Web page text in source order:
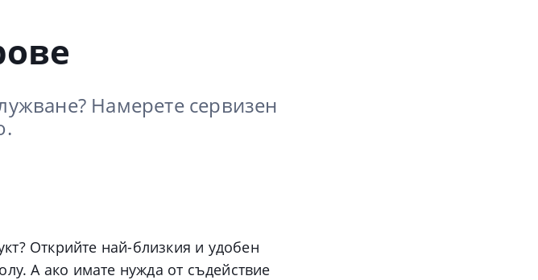
Намерете сервизен
Открийте най-близкия и удобен
А ако имате нужда от съдействие